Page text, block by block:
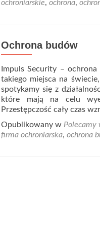
ochroniarskie, ochrona,
Ochrona budów
Impuls Security –
takiego miejsca na
spotykamy się z
które mają na celu
Przestępczość cały czas
Opublikowany w Polecamy
firma ochroniarska, ochrona